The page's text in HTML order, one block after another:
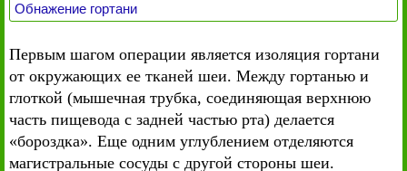
Обнажение гортани
Первым шагом операции является изоляция гортани
от окружающих ее тканей шеи. Между гортанью и
глоткой (мышечная трубка, соединяющая верхнюю
часть пищевода с задней частью рта) делается
«бороздка». Еще одним углублением отделяются
магистральные сосуды с другой стороны шеи.